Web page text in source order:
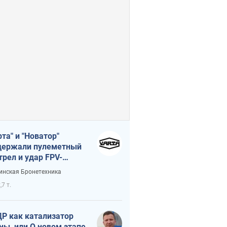
и "Новатор"
пулеметный
и удар FPV-
сохранив жизнь
Бронетехника
т.
как катализатор